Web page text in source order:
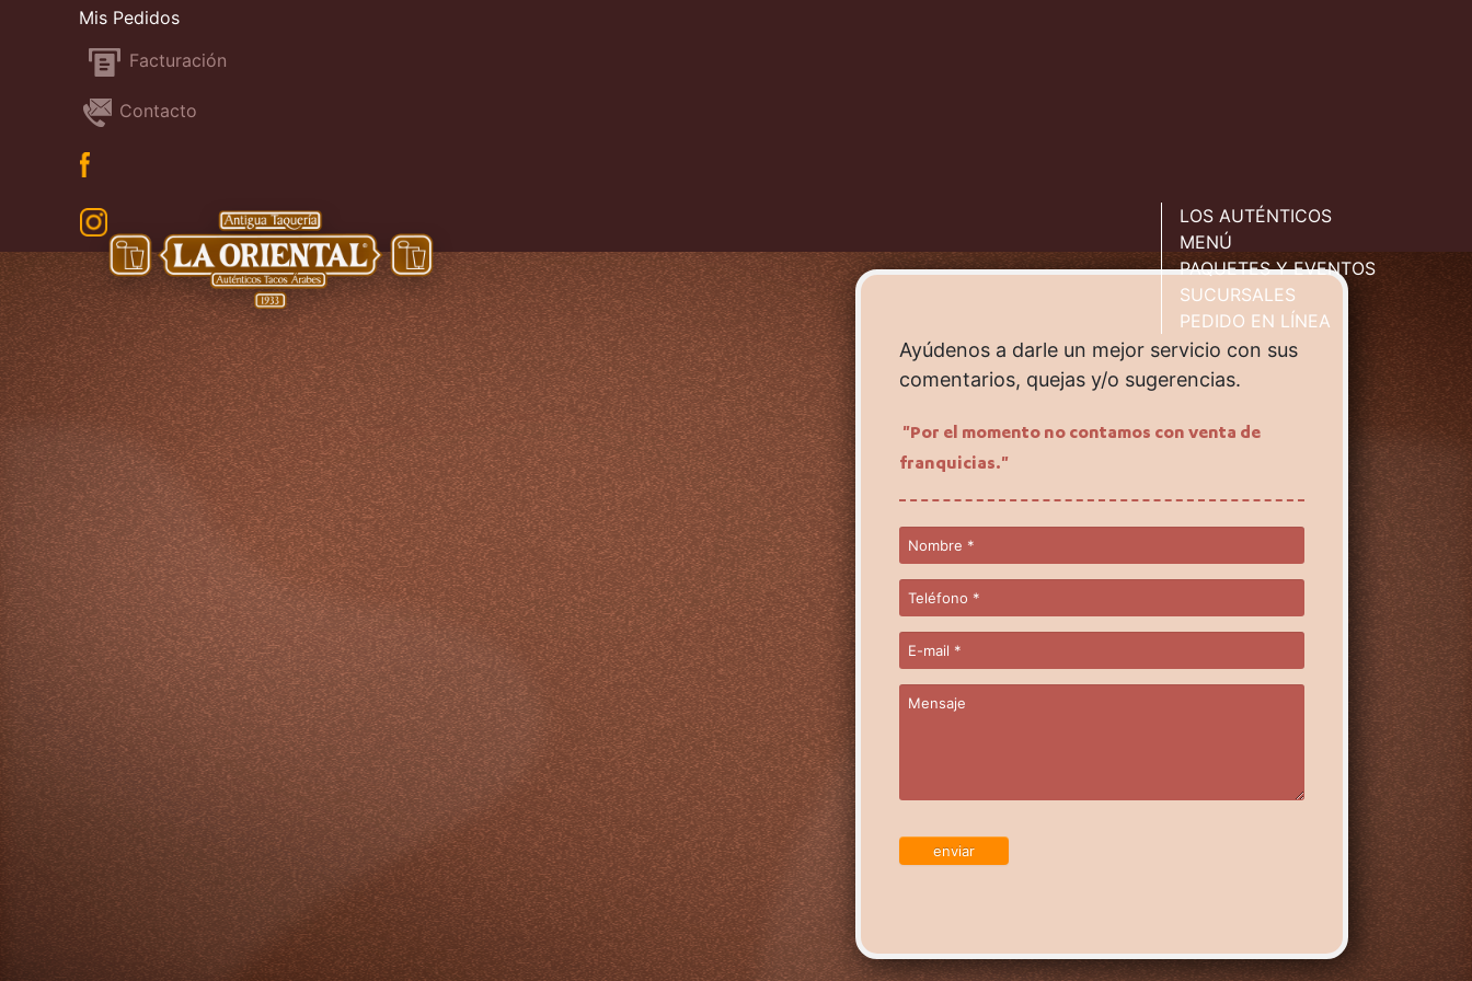
Mis Pedidos
Facturación
Contacto
LOS AUTÉNTICOS
MENÚ
PAQUETES Y EVENTOS
SUCURSALES
PEDIDO EN LÍNEA
Ayúdenos a darle un mejor servicio con sus
comentarios, quejas y/o sugerencias.
"Por el momento no contamos con venta de
franquicias."
enviar